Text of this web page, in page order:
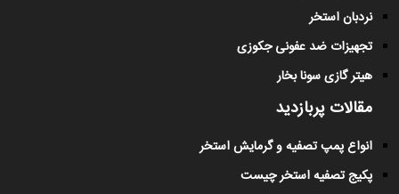
نردبان استخر
تجهیزات ضد عفونی جکوزی
هیتر گازی سونا بخار
مقالات پربازدید
انواع پمپ تصفیه و گرمایش استخر
پکیج تصفیه استخر چیست